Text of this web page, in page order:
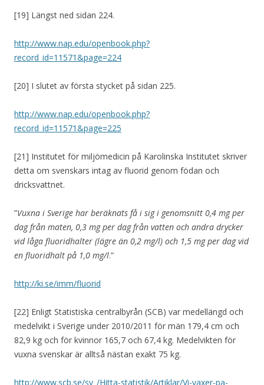
[19] Längst ned sidan 224.
http://www.nap.edu/openbook.php?
record_id=11571&page=224
[20] I slutet av första stycket på sidan 225.
http://www.nap.edu/openbook.php?
record_id=11571&page=225
[21] Institutet för miljömedicin på Karolinska Institutet skriver
detta om svenskars intag av fluorid genom födan och
dricksvattnet.
”Vuxna i Sverige har beräknats få i sig i genomsnitt 0,4 mg per
dag från maten, 0,3 mg per dag från vatten och andra drycker
vid låga fluoridhalter (lägre än 0,2 mg/l) och 1,5 mg per dag vid
en fluoridhalt på 1,0 mg/l.”
http://ki.se/imm/fluorid
[22] Enligt Statistiska centralbyrån (SCB) var medellängd och
medelvikt i Sverige under 2010/2011 för män 179,4 cm och
82,9 kg och för kvinnor 165,7 och 67,4 kg. Medelvikten för
vuxna svenskar är alltså nästan exakt 75 kg.
http://www.scb.se/sv_/Hitta-statistik/Artiklar/Vi-vaxer-pa-